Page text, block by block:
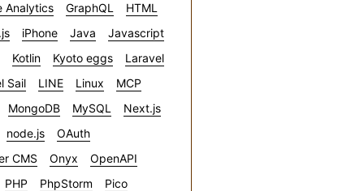
Analytics
GraphQL
HTML
iPhone Java
Javascript
Kotlin
Kyoto eggs
Laravel
Sail
LINE Linux
MCP
MongoDB
MySQL
Next.js
node.js
OAuth
CMS
Onyx
OpenAPI
PHP
PhpStorm
Pico